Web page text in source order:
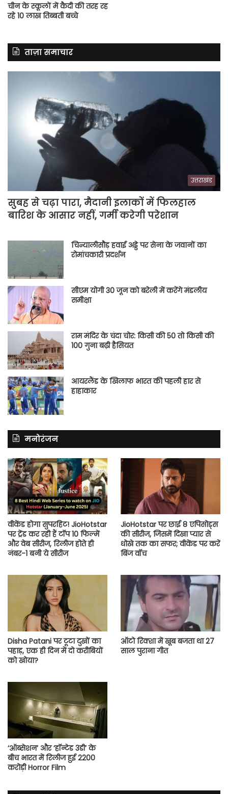
चीन के स्कूलों में कैदी की तरह रह
रहे 10 लाख तिब्बती बच्चे
ताज़ा समाचार
उत्तराखंड
सुबह से चढ़ा पारा, मैदानी इलाकों में फिलहाल
बारिश के आसार नहीं, गर्मी करेगी परेशान
चिन्यालीसौड़ हवाई अड्डे पर सेना के जवानों का
रोमांचकारी प्रदर्शन
सीएम योगी 30 जून को बरेली में करेंगे मंडलीय
समीक्षा
राम मंदिर के चंदा चोर: किसी की 50 तो किसी की
100 गुना बढ़ी हैसियत
आयरलैंड के खिलाफ भारत की पहली हार से
हाहाकार
मनोरंजन
वीकेंड होगा सुपरहिट! JioHotstar
पर ट्रेंड कर रही हैं टॉप 10 फिल्में
और वेब सीरीज, रिलीज होते ही
नंबर-1 बनी ये सीरीज
JioHotstar पर छाई 8 एपिसोड्स
की सीरीज, जिसमें दिखा प्यार से
धोखे तक का सफर; वीकेंड पर करें
बिंज वॉच
Disha Patani पर टूटा दुखों का
पहाड़, एक ही दिन में दो करीबियों
को खोया?
ऑटो रिक्शा में खूब बजता था 27
साल पुराना गीत
‘ऑब्सेशन’ और ‘हॉन्टेड 3डी’ के
बीच भारत में रिलीज हुई 2200
करोड़ी Horror Film